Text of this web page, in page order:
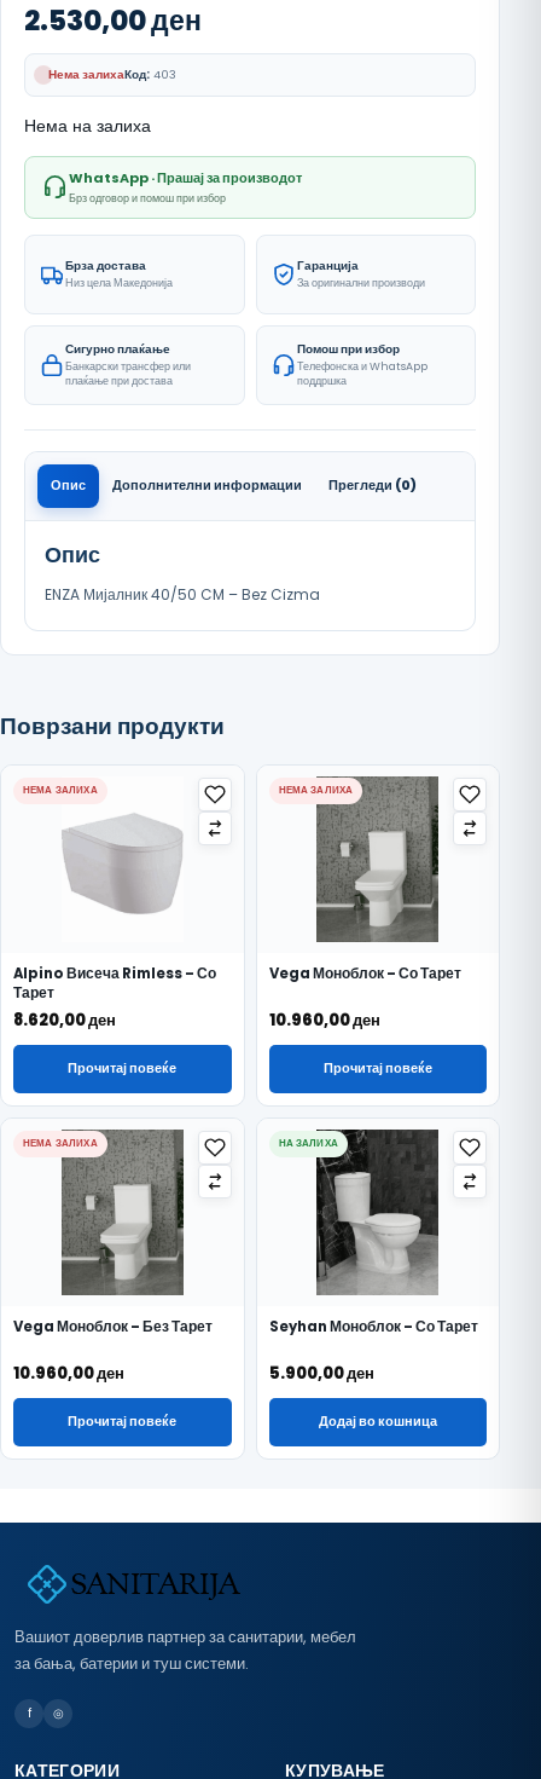
2.530,00ден
Нема залихаКод: 403
Нема на залиха
WhatsApp · Прашај за производот
Брз одговор и помош при избор
Брза достава
Низ цела Македонија
Гаранција
За оригинални производи
Сигурно плаќање
Банкарски трансфер или
плаќање при достава
Помош при избор
Телефонска и WhatsApp
поддршка
Опис Дополнителни информации Прегледи (0)
Опис
ENZA Мијалник 40/50 CM – Bez Cizma
Поврзани продукти
НЕМА ЗАЛИХА
Alpino Висеча Rimless – Со
Тарет
8.620,00ден
Прочитај повеќе
НЕМА ЗАЛИХА
Vega Моноблок – Со Тарет
10.960,00ден
Прочитај повеќе
НЕМА ЗАЛИХА
Vega Моноблок – Без Тарет
10.960,00ден
Прочитај повеќе
НА ЗАЛИХА
Seyhan Моноблок – Со Тарет
5.900,00ден
Додај во кошница
Вашиот доверлив партнер за санитарии, мебел
за бања, батерии и туш системи.
f ◎
КАТЕГОРИИ КУПУВАЊЕ